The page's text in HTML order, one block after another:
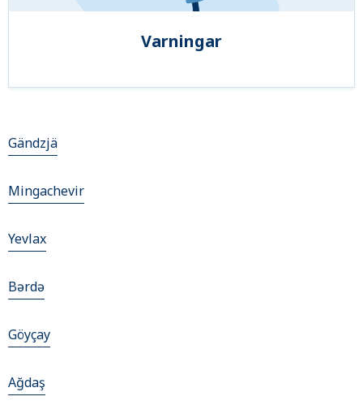
Varningar
Gändzjä
Mingachevir
Yevlax
Bǝrdǝ
Göyçay
Ağdaş